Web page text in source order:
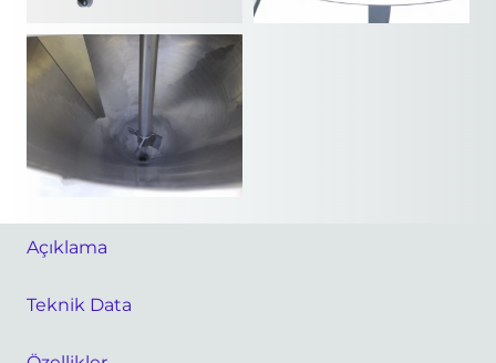
Açıklama
Teknik Data